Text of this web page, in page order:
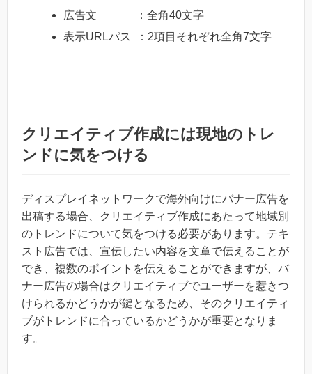
広告文 ：全角40文字
表示URLパス ：2項目それぞれ全角7文字
クリエイティブ作成には現地のトレ
ンドに気をつける
ディスプレイネットワークで海外向けにバナー広告を
出稿する場合、クリエイティブ作成にあたって地域別
のトレンドについて気をつける必要があります。テキ
スト広告では、宣伝したい内容を文章で伝えることが
でき、複数のポイントを伝えることができますが、バ
ナー広告の場合はクリエイティブでユーザーを惹きつ
けられるかどうかが鍵となるため、そのクリエイティ
ブがトレンドに合っているかどうかが重要となりま
す。